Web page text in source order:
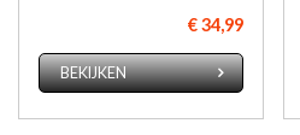
€ 34,99
BEKIJKEN